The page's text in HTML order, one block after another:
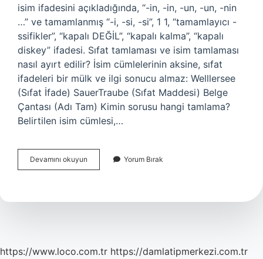
isim ifadesini açıkladığında, “-in, -in, -un, -un, -nin
…” ve tamamlanmış “-i, -si, -si”, 1 1, “tamamlayıcı -
ssifikler”, “kapalı DEĞİL”, “kapalı kalma”, “kapalı
diskey” ifadesi. Sıfat tamlaması ve isim tamlaması
nasıl ayırt edilir? İsim cümlelerinin aksine, sıfat
ifadeleri bir mülk ve ilgi sonucu almaz: Welllersee
(Sıfat İfade) SauerTraube (Sıfat Maddesi) Belge
Çantası (Adı Tam) Kimin sorusu hangi tamlama?
Belirtilen isim cümlesi,…
Devamını okuyun
Tamlamasında
Sorarız
Yorum Bırak
https://www.loco.com.tr https://damlatipmerkezi.com.tr